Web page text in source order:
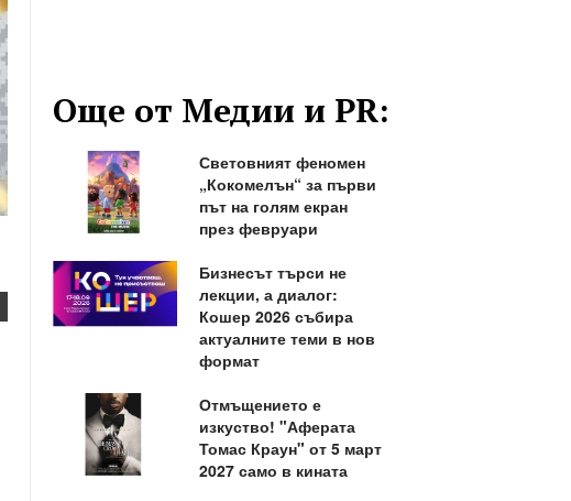
Още от Медии и PR:
Световният феномен
„Кокомелън“ за първи
път на голям екран
през февруари
Бизнесът търси не
лекции, а диалог:
Кошер 2026 събира
актуалните теми в нов
формат
Отмъщението е
изкуство! "Аферата
Томас Краун" от 5 март
2027 само в кината